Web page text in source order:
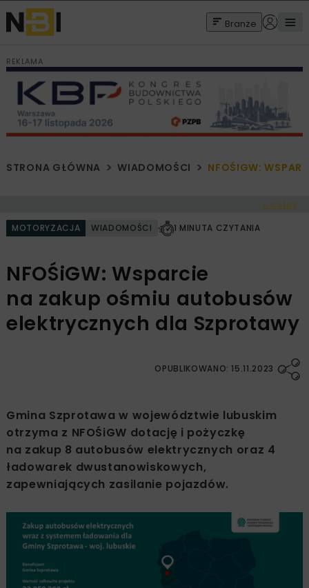
Branże
REKLAMA
STRONA GŁÓWNA WIADOMOŚCI NFOŚIGW:
< Cofnij
MOTORYZACJA WIADOMOŚCI 1 MINUTA CZYTANIA
NFOŚiGW: Wsparcie
na zakup ośmiu autobusów
elektrycznych dla Szprotawy
OPUBLIKOWANO: 15.11.2023
Gmina Szprotawa w województwie lubuskim
otrzyma z NFOŚiGW dotację i pożyczkę
na zakup 8 autobusów elektrycznych oraz 4
ładowarek dwustanowiskowych,
zapewniających zasilanie pojazdów.